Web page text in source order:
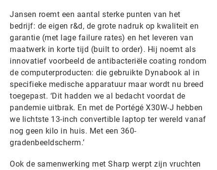
Jansen roemt een aantal sterke punten van het
bedrijf: de eigen r&d, de grote nadruk op kwaliteit en
garantie (met lage failure rates) en het leveren van
maatwerk in korte tijd (built to order). Hij noemt als
innovatief voorbeeld de antibacteriële coating rondom
de computerproducten: die gebruikte Dynabook al in
specifieke medische apparatuur maar wordt nu breed
toegepast. ‘Dit hadden we al bedacht voordat de
pandemie uitbrak. En met de Portégé X30W-J hebben
we lichtste 13-inch convertible laptop ter wereld vanaf
nog geen kilo in huis. Met een 360-
gradenbeeldscherm.’
Ook de samenwerking met Sharp werpt zijn vruchten